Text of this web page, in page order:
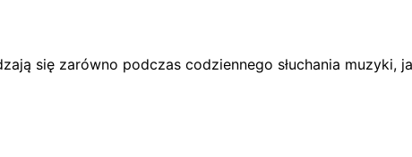
się zarówno podczas codziennego słuchania muzyki,